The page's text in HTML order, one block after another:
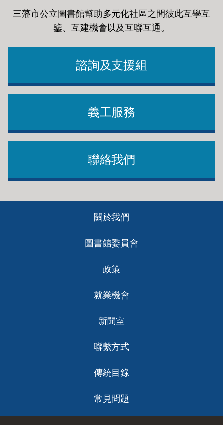
三藩市公立圖書館幫助多元化社區之間彼此互學互
鑒、互建機會以及互聯互通。
諮詢及支援組
義工服務
聯絡我們
關於我們
圖書館委員會
政策
就業機會
新聞室
聯繫方式
傳統目錄
常見問題